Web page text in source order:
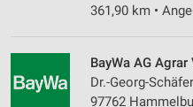
361,90 km •
BayWa AG
Dr.-Georg-
97762
Verwendung reduzierter
Werbeanzeigen